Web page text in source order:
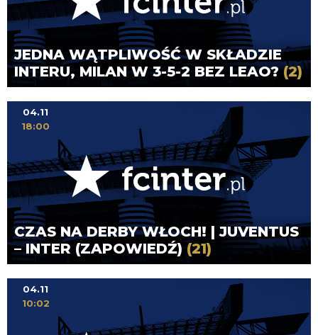
JEDNA WĄTPLIWOŚĆ W SKŁADZIE
INTERU, MILAN W 3-5-2 BEZ LEAO?(2)
CZAS NA DERBY WŁOCH! | JUVENTUS
– INTER (ZAPOWIEDŹ)(21)
04.11
18:00
04.11
10:02